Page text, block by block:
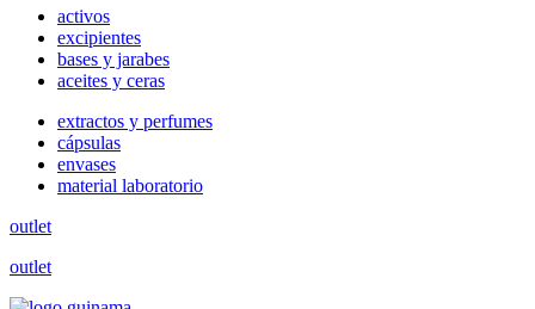
activos
excipientes
bases y jarabes
aceites y ceras
extractos y perfumes
cápsulas
envases
material laboratorio
outlet
outlet